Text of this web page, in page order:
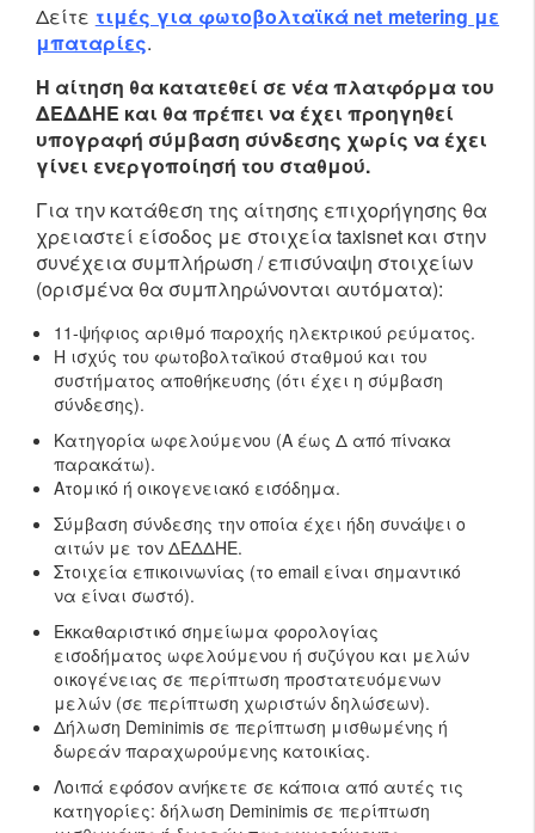
Δείτε τιμές για φωτοβολταϊκά net metering με
μπαταρίες.
Η αίτηση θα κατατεθεί σε νέα πλατφόρμα του
ΔΕΔΔΗΕ και θα πρέπει να έχει προηγηθεί
υπογραφή σύμβαση σύνδεσης χωρίς να έχει
γίνει ενεργοποίησή του σταθμού.
Για την κατάθεση της αίτησης επιχορήγησης θα
χρειαστεί είσοδος με στοιχεία taxisnet και στην
συνέχεια συμπλήρωση / επισύναψη στοιχείων
(ορισμένα θα συμπληρώνονται αυτόματα):
11-ψήφιος αριθμό παροχής ηλεκτρικού ρεύματος.
Η ισχύς του φωτοβολταϊκού σταθμού και του
συστήματος αποθήκευσης (ότι έχει η σύμβαση
σύνδεσης).
Κατηγορία ωφελούμενου (Α έως Δ από πίνακα
παρακάτω).
Ατομικό ή οικογενειακό εισόδημα.
Σύμβαση σύνδεσης την οποία έχει ήδη συνάψει ο
αιτών με τον ΔΕΔΔΗΕ.
Στοιχεία επικοινωνίας (το email είναι σημαντικό
να είναι σωστό).
Εκκαθαριστικό σημείωμα φορολογίας
εισοδήματος ωφελούμενου ή συζύγου και μελών
οικογένειας σε περίπτωση προστατευόμενων
μελών (σε περίπτωση χωριστών δηλώσεων).
Δήλωση Deminimis σε περίπτωση μισθωμένης ή
δωρεάν παραχωρούμενης κατοικίας.
Λοιπά εφόσον ανήκετε σε κάποια από αυτές τις
κατηγορίες: δήλωση Deminimis σε περίπτωση